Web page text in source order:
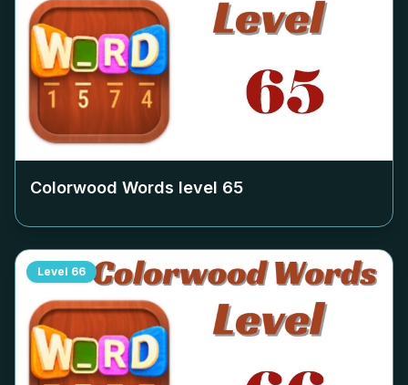
Colorwood Words level 65
Level 66